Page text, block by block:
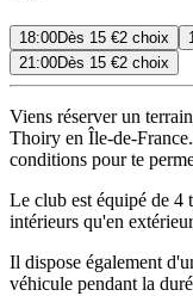
18:00Dès 15 €2 choix
21:00Dès 15 €2 choix
Viens réserver un
Thoiry en Île-de-
conditions pour te
Le club est équipé de 4
intérieurs qu'en
Il dispose également
véhicule pendant la